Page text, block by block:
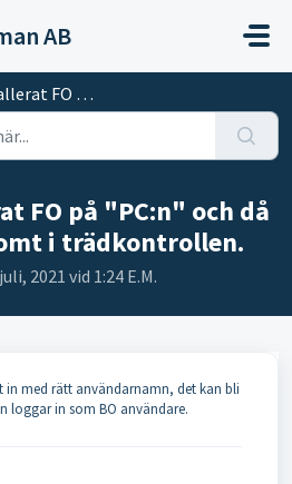
AB
och då är det helt...
FO på "PC:n" och då
i trädkontrollen.
2021 vid 1:24 E.M.
med rätt användarnamn, det kan bli
in som BO användare.